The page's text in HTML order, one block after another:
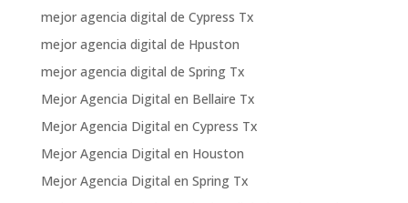
mejor agencia digital de Cypress Tx
mejor agencia digital de Hpuston
mejor agencia digital de Spring Tx
Mejor Agencia Digital en Bellaire Tx
Mejor Agencia Digital en Cypress Tx
Mejor Agencia Digital en Houston
Mejor Agencia Digital en Spring Tx